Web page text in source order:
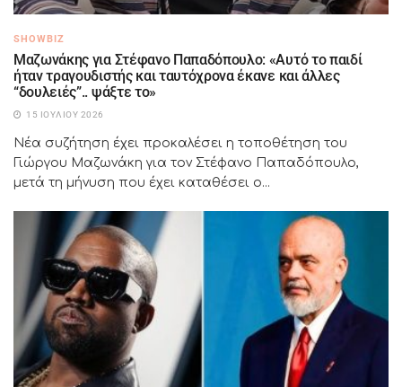
SHOWBIZ
Μαζωνάκης για Στέφανο Παπαδόπουλο: «Αυτό το παιδί
ήταν τραγουδιστής και ταυτόχρονα έκανε και άλλες
“δουλειές”.. ψάξτε το»
15 ΙΟΥΛΊΟΥ 2026
Νέα συζήτηση έχει προκαλέσει η τοποθέτηση του
Γιώργου Μαζωνάκη για τον Στέφανο Παπαδόπουλο,
μετά τη μήνυση που έχει καταθέσει ο...